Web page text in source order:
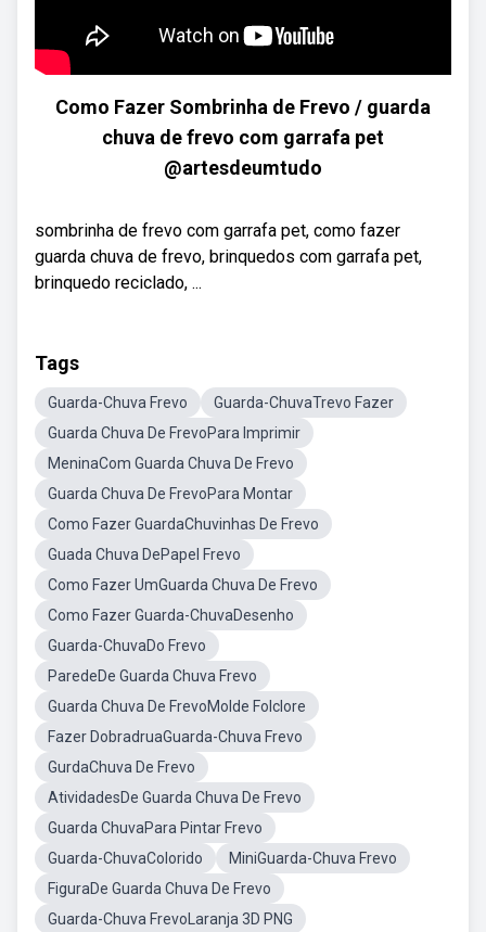
Como Fazer Sombrinha de Frevo / guarda
chuva de frevo com garrafa pet
@artesdeumtudo
sombrinha de frevo com garrafa pet, como fazer
guarda chuva de frevo, brinquedos com garrafa pet,
brinquedo reciclado, ...
Tags
Guarda-Chuva Frevo
Guarda-ChuvaTrevo Fazer
Guarda Chuva De FrevoPara Imprimir
MeninaCom Guarda Chuva De Frevo
Guarda Chuva De FrevoPara Montar
Como Fazer GuardaChuvinhas De Frevo
Guada Chuva DePapel Frevo
Como Fazer UmGuarda Chuva De Frevo
Como Fazer Guarda-ChuvaDesenho
Guarda-ChuvaDo Frevo
ParedeDe Guarda Chuva Frevo
Guarda Chuva De FrevoMolde Folclore
Fazer DobradruaGuarda-Chuva Frevo
GurdaChuva De Frevo
AtividadesDe Guarda Chuva De Frevo
Guarda ChuvaPara Pintar Frevo
Guarda-ChuvaColorido
MiniGuarda-Chuva Frevo
FiguraDe Guarda Chuva De Frevo
Guarda-Chuva FrevoLaranja 3D PNG